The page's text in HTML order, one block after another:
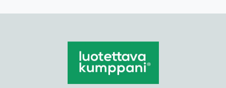
muunnelma.
Voit
tehdä
valinnat